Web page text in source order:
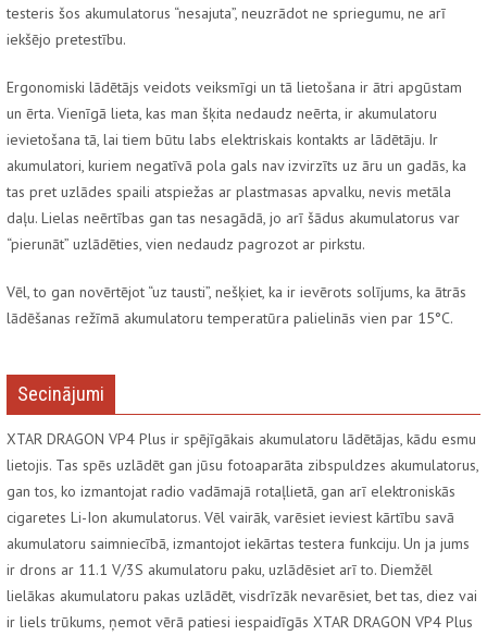
testeris šos akumulatorus “nesajuta”, neuzrādot ne spriegumu, ne arī
iekšējo pretestību.
Ergonomiski lādētājs veidots veiksmīgi un tā lietošana ir ātri apgūstam
un ērta. Vienīgā lieta, kas man šķita nedaudz neērta, ir akumulatoru
ievietošana tā, lai tiem būtu labs elektriskais kontakts ar lādētāju. Ir
akumulatori, kuriem negatīvā pola gals nav izvirzīts uz āru un gadās, ka
tas pret uzlādes spaili atspiežas ar plastmasas apvalku, nevis metāla
daļu. Lielas neērtības gan tas nesagādā, jo arī šādus akumulatorus var
“pierunāt” uzlādēties, vien nedaudz pagrozot ar pirkstu.
Vēl, to gan novērtējot “uz tausti”, nešķiet, ka ir ievērots solījums, ka ātrās
lādēšanas režīmā akumulatoru temperatūra palielinās vien par 15°C.
Secinājumi
XTAR DRAGON VP4 Plus ir spējīgākais akumulatoru lādētājas, kādu esmu
lietojis. Tas spēs uzlādēt gan jūsu fotoaparāta zibspuldzes akumulatorus,
gan tos, ko izmantojat radio vadāmajā rotaļlietā, gan arī elektroniskās
cigaretes Li-Ion akumulatorus. Vēl vairāk, varēsiet ieviest kārtību savā
akumulatoru saimniecībā, izmantojot iekārtas testera funkciju. Un ja jums
ir drons ar 11.1 V/3S akumulatoru paku, uzlādēsiet arī to. Diemžēl
lielākas akumulatoru pakas uzlādēt, visdrīzāk nevarēsiet, bet tas, diez vai
ir liels trūkums, ņemot vērā patiesi iespaidīgās XTAR DRAGON VP4 Plus